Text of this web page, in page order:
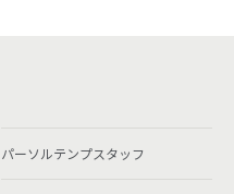
パーソルテンプスタッフ